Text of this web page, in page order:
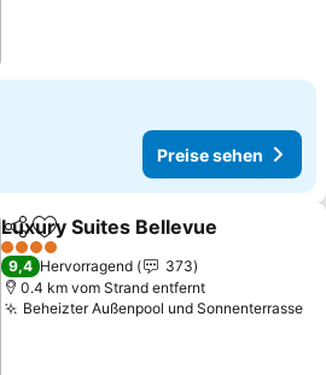
Preise sehen
TeilenZu Favoriten hinzufügen
Luxury Suites Bellevue
4 Sterne
9,4 Hervorragend
373
0.4 km vom Strand entfernt
Beheizter Außenpool und Sonnenterrasse